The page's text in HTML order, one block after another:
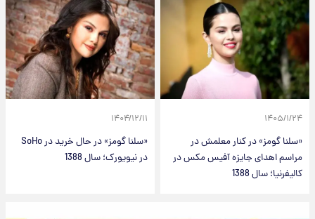
۱۴۰۵/۱/۲۴
«سلنا گومز» در کنار معلمش در
مراسم اهدای جایزه آفیس مکس در
کالیفرنیا؛ سال 1388
۱۴۰۴/۱۲/۱۱
«سلنا گومز» در حال خرید در SoHo
در نیویورک؛ سال 1388